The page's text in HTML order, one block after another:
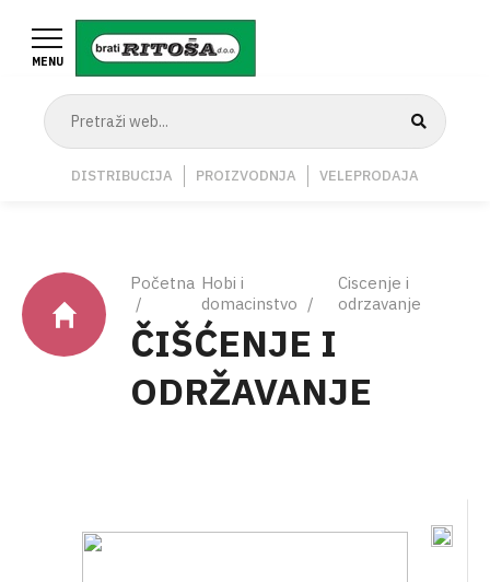
glavni
Navigation
DISTRIBUCIJA PROIZVODNJA VELEPRODAJA
MENU
Breadcrumb
Početna Hobi i
domacinstvo
Ciscenje i
odrzavanje
ČIŠĆENJE I
ODRŽAVANJE